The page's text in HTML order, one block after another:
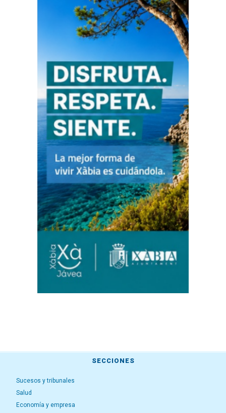
SECCIONES
Sucesos y tribunales
Salud
Economía y empresa